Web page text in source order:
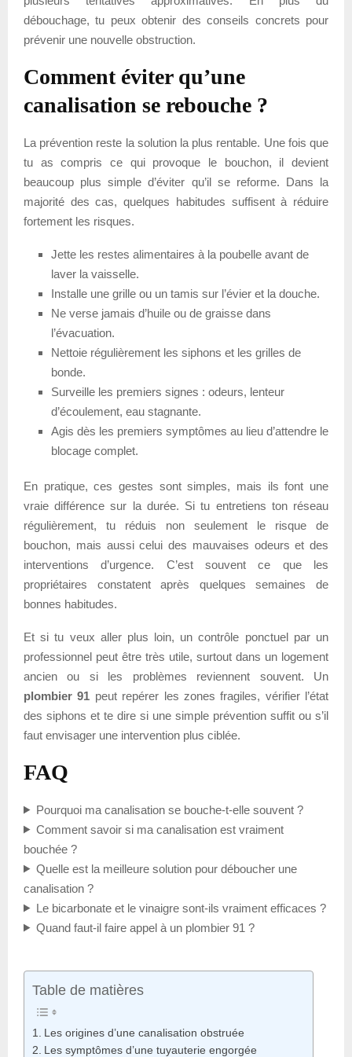
débouchage, tu peux obtenir des conseils concrets pour
prévenir une nouvelle obstruction.
Comment éviter qu’une
canalisation se rebouche ?
La prévention reste la solution la plus rentable. Une fois que
tu as compris ce qui provoque le bouchon, il devient
beaucoup plus simple d’éviter qu’il se reforme. Dans la
majorité des cas, quelques habitudes suffisent à réduire
fortement les risques.
Jette les restes alimentaires à la poubelle avant de
laver la vaisselle.
Installe une grille ou un tamis sur l’évier et la douche.
Ne verse jamais d’huile ou de graisse dans
l’évacuation.
Nettoie régulièrement les siphons et les grilles de
bonde.
Surveille les premiers signes : odeurs, lenteur
d’écoulement, eau stagnante.
Agis dès les premiers symptômes au lieu d’attendre le
blocage complet.
En pratique, ces gestes sont simples, mais ils font une
vraie différence sur la durée. Si tu entretiens ton réseau
régulièrement, tu réduis non seulement le risque de
bouchon, mais aussi celui des mauvaises odeurs et des
interventions d’urgence. C’est souvent ce que les
propriétaires constatent après quelques semaines de
bonnes habitudes.
Et si tu veux aller plus loin, un contrôle ponctuel par un
professionnel peut être très utile, surtout dans un logement
ancien ou si les problèmes reviennent souvent. Un
plombier 91 peut repérer les zones fragiles, vérifier l’état
des siphons et te dire si une simple prévention suffit ou s’il
faut envisager une intervention plus ciblée.
FAQ
Pourquoi ma canalisation se bouche-t-elle souvent ?
Comment savoir si ma canalisation est vraiment
bouchée ?
Quelle est la meilleure solution pour déboucher une
canalisation ?
Le bicarbonate et le vinaigre sont-ils vraiment efficaces ?
Quand faut-il faire appel à un plombier 91 ?
Table de matières
Les origines d’une canalisation obstruée
Les symptômes d’une tuyauterie engorgée